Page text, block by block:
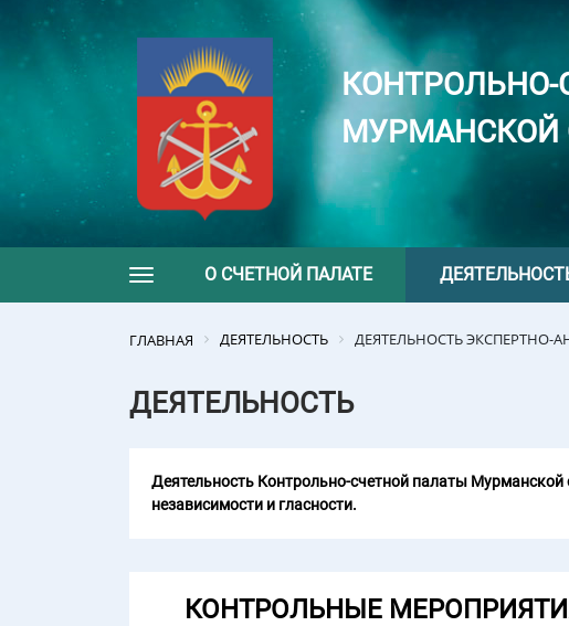
КОНТРОЛЬНО-
МУРМАНСКОЙ
Toggle navigation
О СЧЕТНОЙ ПАЛАТЕ
ГЛАВНАЯ ДЕЯТЕЛЬНОСТЬ ДЕЯТЕЛЬНОСТЬ ЭКСПЕРТНО-
ДЕЯТЕЛЬНОСТЬ
Деятельность Контрольно-счетной палаты
независимости и гласности.
КОНТРОЛЬНЫЕ